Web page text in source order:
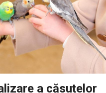
a căsuțelor